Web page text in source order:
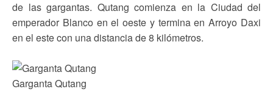
de las gargantas. Qutang comienza en la Ciudad del
emperador Blanco en el oeste y termina en Arroyo Daxi
en el este con una distancia de 8 kilómetros.
Garganta Qutang